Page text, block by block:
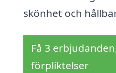
skönhet och
Få 3
förpliktelser